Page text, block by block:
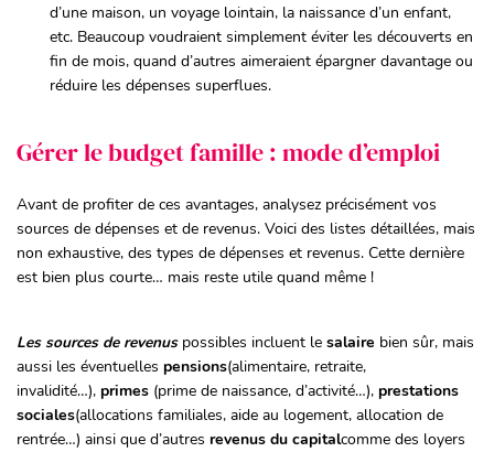
d’une maison, un voyage lointain, la naissance d’un enfant,
etc. Beaucoup voudraient simplement éviter les découverts en
fin de mois, quand d’autres aimeraient épargner davantage ou
réduire les dépenses superflues.
Gérer le budget famille : mode d’emploi
Avant de profiter de ces avantages, analysez précisément vos
sources de dépenses et de revenus. Voici des listes détaillées, mais
non exhaustive, des types de dépenses et revenus. Cette dernière
est bien plus courte… mais reste utile quand même !
Les sources de revenus possibles incluent le salaire bien sûr, mais
aussi les éventuelles pensions(alimentaire, retraite,
invalidité…), primes (prime de naissance, d’activité…), prestations
sociales(allocations familiales, aide au logement, allocation de
rentrée…) ainsi que d’autres revenus du capitalcomme des loyers